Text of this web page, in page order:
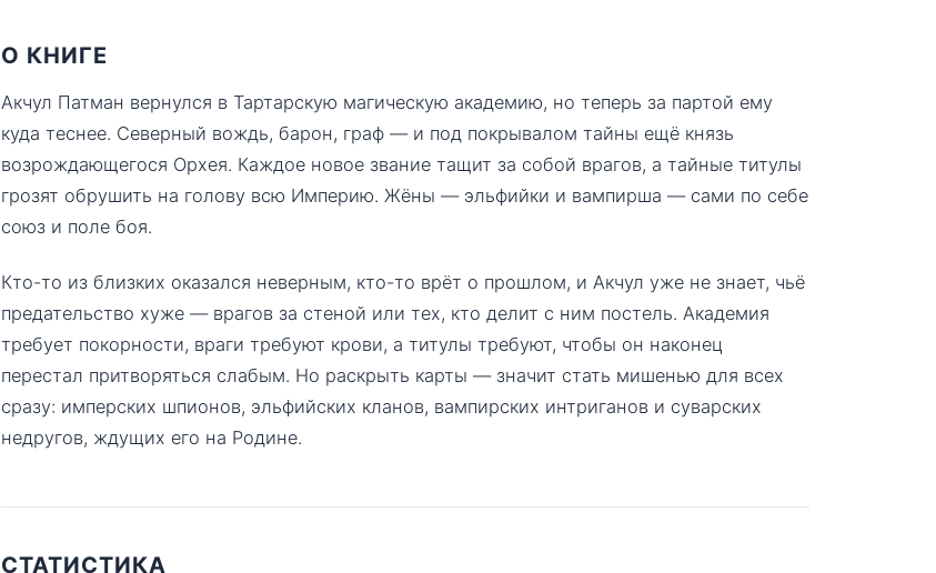
О КНИГЕ
Акчул Патман вернулся в Тартарскую магическую академию, но теперь за партой ему
куда теснее. Северный вождь, барон, граф — и под покрывалом тайны ещё князь
возрождающегося Орхея. Каждое новое звание тащит за собой врагов, а тайные титулы
грозят обрушить на голову всю Империю. Жёны — эльфийки и вампирша — сами по себе
союз и поле боя.
Кто-то из близких оказался неверным, кто-то врёт о прошлом, и Акчул уже не знает, чьё
предательство хуже — врагов за стеной или тех, кто делит с ним постель. Академия
требует покорности, враги требуют крови, а титулы требуют, чтобы он наконец
перестал притворяться слабым. Но раскрыть карты — значит стать мишенью для всех
сразу: имперских шпионов, эльфийских кланов, вампирских интриганов и суварских
недругов, ждущих его на Родине.
СТАТИСТИКА